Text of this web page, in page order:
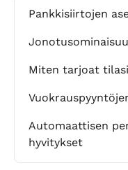
Pankkisiirtojen
Miten tarjoat
Automaattisen
hyvitykset